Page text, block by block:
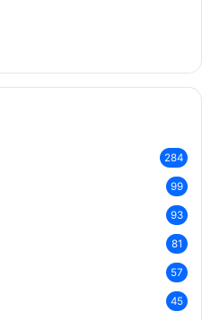
284
99
93
81
57
45